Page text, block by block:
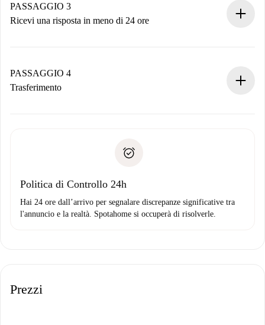
non accetta.
PASSAGGIO 3
Ricevi una risposta in meno di 24 ore
contatto con il proprietario.
Se rifiutata: non ti addebiteremo nulla e ti proporremo
Domiciliazione del pagamento
PASSAGGIO 4
Trasferimento
solo se non segnali problemi.
Politica di Controllo 24h
Hai 24 ore dall’arrivo per segnalare discrepanze significative tra
l'annuncio e la realtà. Spotahome si occuperà di risolverle.
Prezzi